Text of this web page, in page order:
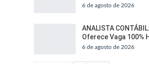
6 de agosto de 2026
ANALISTA
Oferece Vaga 100%
6 de agosto de 2026